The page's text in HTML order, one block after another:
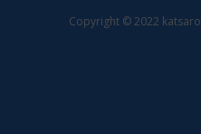
Copyright © 2022